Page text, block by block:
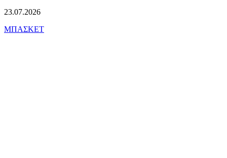
23.07.2026
ΜΠΑΣΚΕΤ